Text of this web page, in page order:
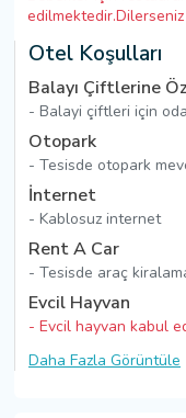
Otel Koşulları
Balayı Çiftlerine
- Balayi çiftleri için
Otopark
- Tesisde otopark
İnternet
- Kablosuz internet
Rent A Car
- Tesisde araç
Evcil Hayvan
- Evcil hayvan kabul
Daha Fazla Görüntüle